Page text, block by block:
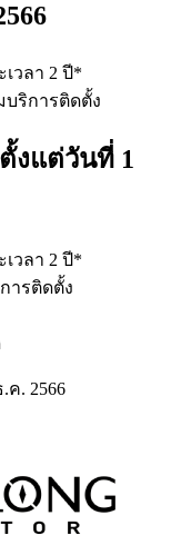
วลา 2 ปี*​
บริการติดตั้ง​
งแต่วันที่ 1
วลา 2 ปี*​
ารติดตั้ง
. 2566